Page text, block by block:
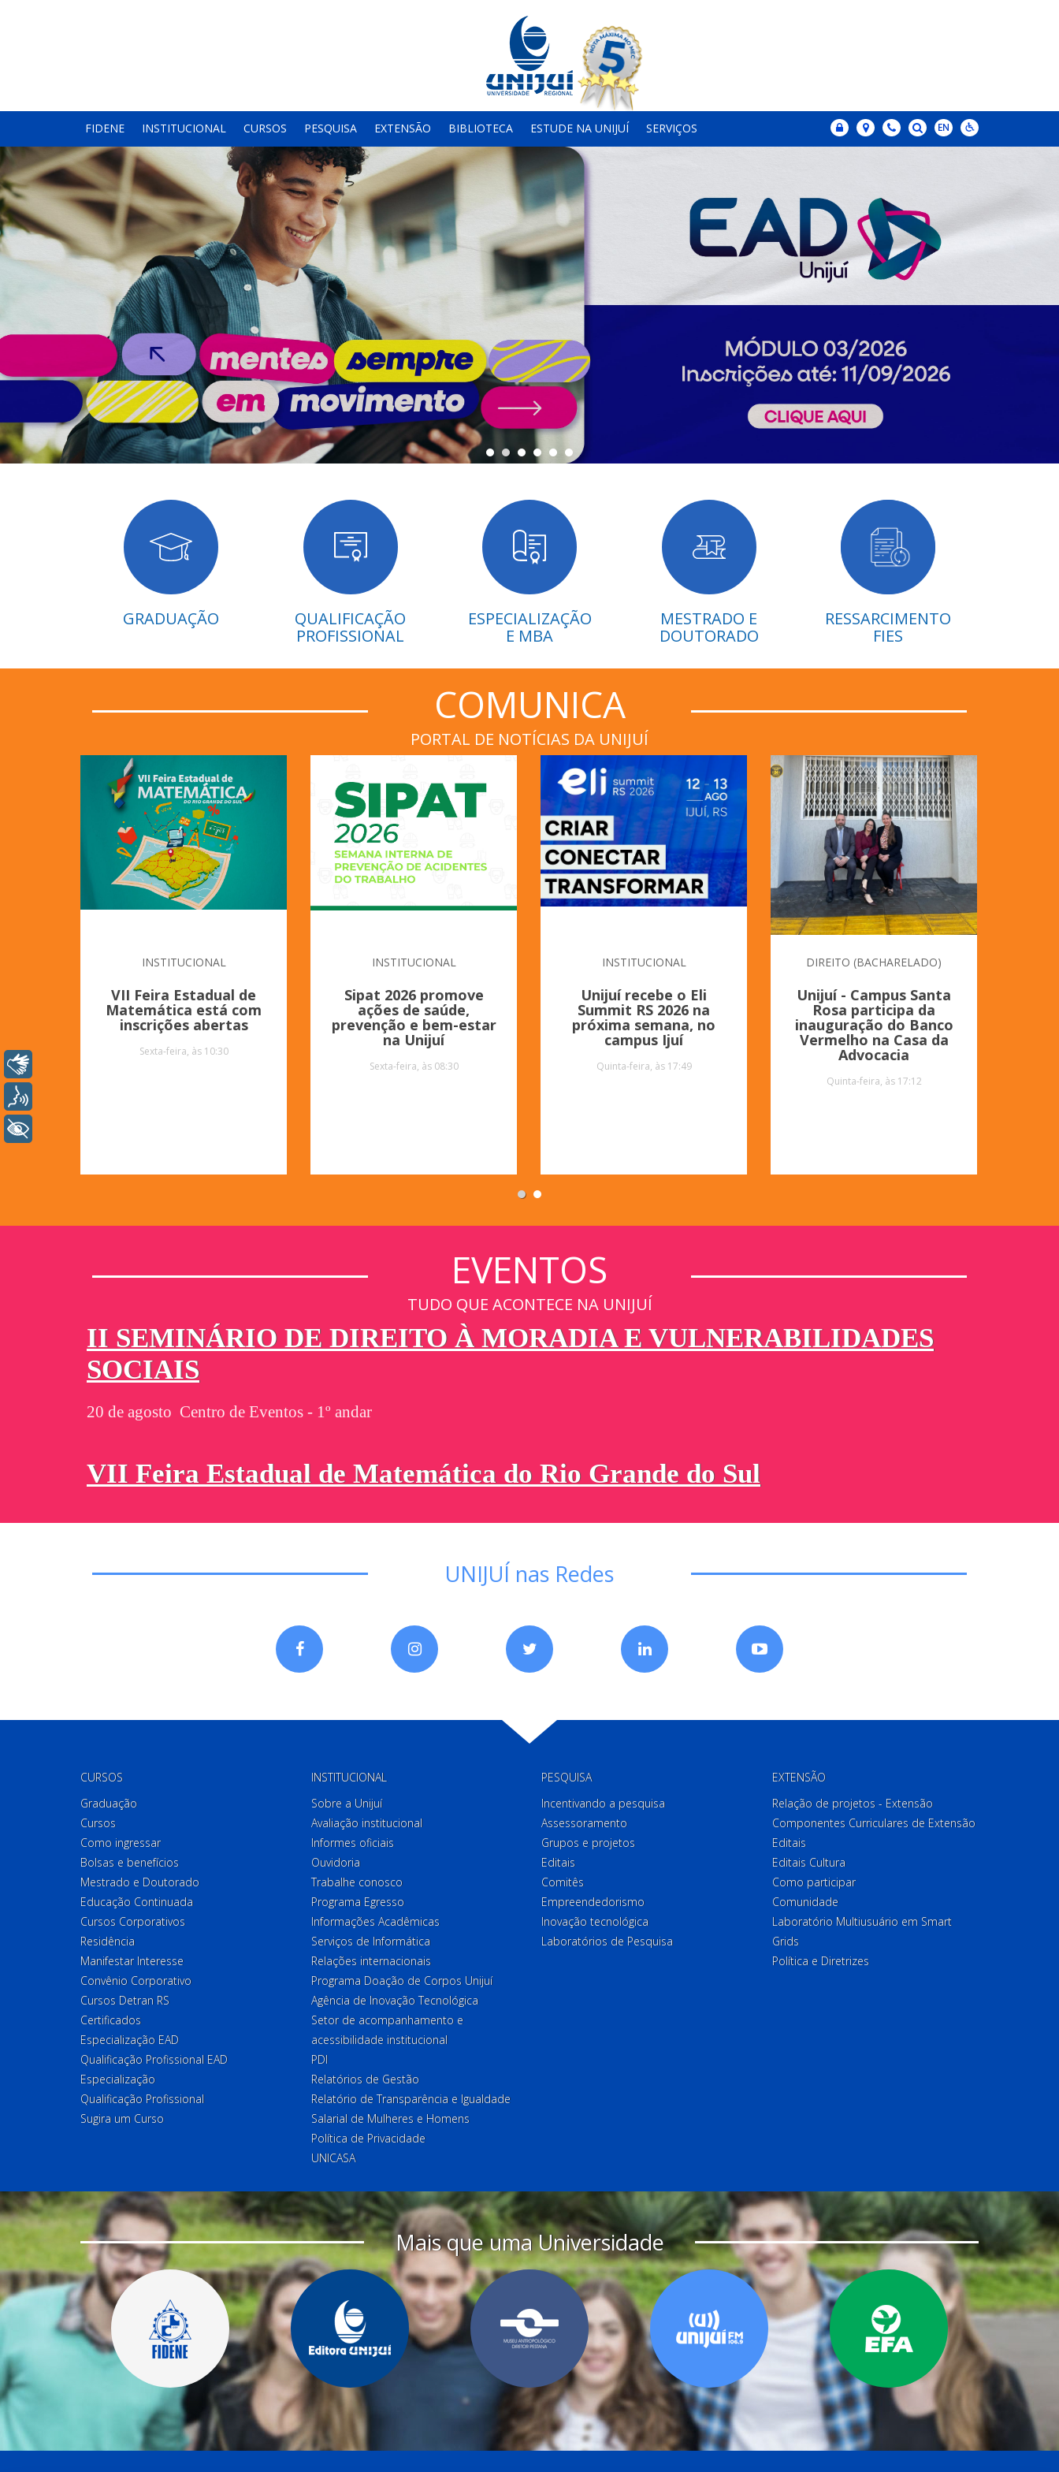
FIDENE INSTITUCIONAL CURSOS PESQUISA EXTENSÃO BIBLIOTECA ESTUDE NA UNIJUÍ SERVIÇOS
GRADUAÇÃO
QUALIFICAÇÃO
PROFISSIONAL
ESPECIALIZAÇÃO
E MBA
MESTRADO E
DOUTORADO
RESSARCIMENTO
FIES
COMUNICA
PORTAL DE NOTÍCIAS DA UNIJUÍ
INSTITUCIONAL
VII Feira Estadual de
Matemática está com
inscrições abertas
Sexta-feira, às 10:30
INSTITUCIONAL
Sipat 2026 promove
ações de saúde,
prevenção e bem-estar
na Unijuí
Sexta-feira, às 08:30
INSTITUCIONAL
Unijuí recebe o Eli
Summit RS 2026 na
próxima semana, no
campus Ijuí
Quinta-feira, às 17:49
DIREITO (BACHARELADO)
Unijuí - Campus Santa
Rosa participa da
inauguração do Banco
Vermelho na Casa da
Advocacia
Quinta-feira, às 17:12
EVENTOS
TUDO QUE ACONTECE NA UNIJUÍ
UNIJUÍ nas Redes
CURSOS
Graduação
Cursos
Como ingressar
Bolsas e benefícios
Mestrado e Doutorado
Educação Continuada
Cursos Corporativos
Residência
Manifestar Interesse
Convênio Corporativo
Cursos Detran RS
Certificados
Especialização EAD
Qualificação Profissional EAD
Especialização
Qualificação Profissional
Sugira um Curso
INSTITUCIONAL
Sobre a Unijuí
Avaliação institucional
Informes oficiais
Ouvidoria
Trabalhe conosco
Programa Egresso
Informações Acadêmicas
Serviços de Informática
Relações internacionais
Programa Doação de Corpos Unijuí
Agência de Inovação Tecnológica
Setor de acompanhamento e
acessibilidade institucional
PDI
Relatórios de Gestão
Relatório de Transparência e Igualdade
Salarial de Mulheres e Homens
Política de Privacidade
UNICASA
PESQUISA
Incentivando a pesquisa
Assessoramento
Grupos e projetos
Editais
Comitês
Empreendedorismo
Inovação tecnológica
Laboratórios de Pesquisa
EXTENSÃO
Relação de projetos - Extensão
Componentes Curriculares de Extensão
Editais
Editais Cultura
Como participar
Comunidade
Laboratório Multiusuário em Smart
Grids
Política e Diretrizes
Mais que uma Universidade